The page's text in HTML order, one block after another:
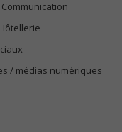
/ médias numériques